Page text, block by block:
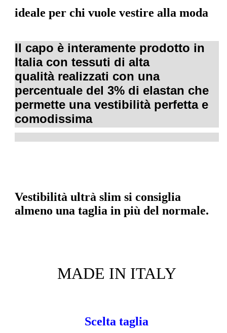
ideale per chi vuole vestire alla moda
Il capo è interamente prodotto in
Italia con tessuti di alta
qualità realizzati con una
percentuale del 3% di elastan che
permette una vestibilità perfetta e
comodissima
Vestibilità ultrà slim si consiglia
almeno una taglia in più del normale.
MADE IN ITALY
Scelta taglia